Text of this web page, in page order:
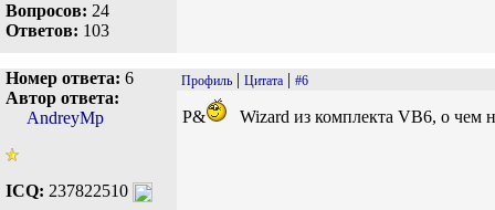
Вопросов: 24
Ответов: 103
Номер ответа: 6
Автор ответа:
AndreyMp
ICQ: 237822510
Профиль | Цитата | #6
P& Wizard из комплекта VB6, о чем